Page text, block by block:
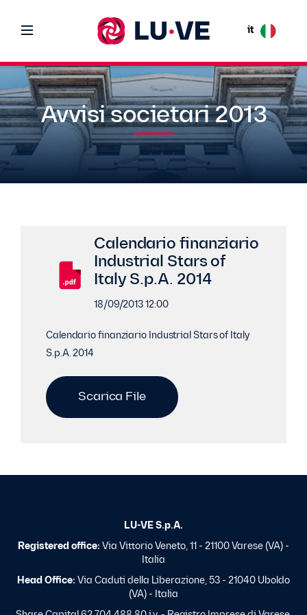
it
Avvisi societari 2013
Calendario finanziario
Industrial Stars of
Italy S.p.A. 2014
18/09/2013 12:00
Calendario finanziario Industrial Stars of Italy
S.p.A. 2014
Scarica File
LU-VE S.p.A.
Registered office: Via Vittorio Veneto, 11 - 21100 Varese (VA) -
Italia
Head Office: Via Caduti della Liberazione, 53 - 21040 Uboldo
(VA) - Italia